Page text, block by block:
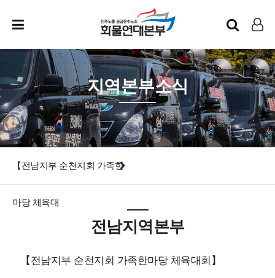
인트라넷
LOG IN
지역본부소식
【전남지부 순천지회 가족한
마당 체육대
전남지역본부
【전남지부 순천지회 가족한마당 체육대회】